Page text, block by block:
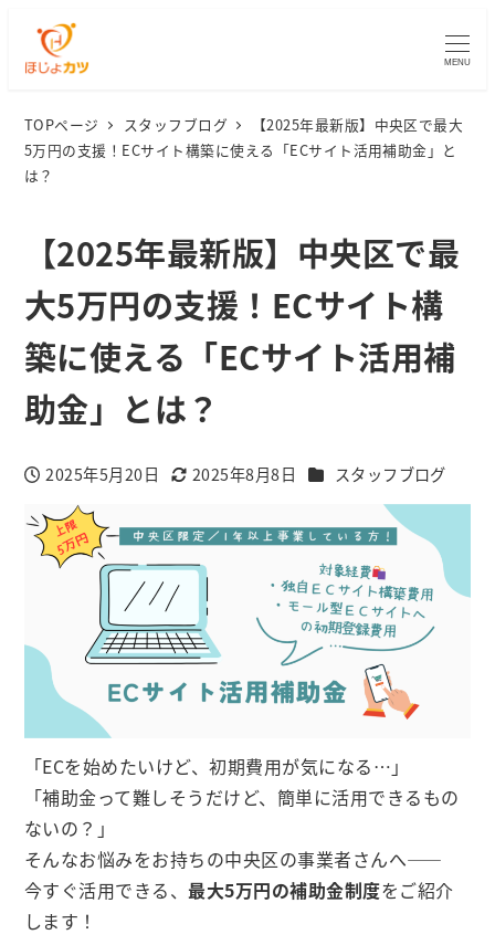
MENU
TOPページ スタッフブログ
【2025年最新版】中央区で最大
5万円の支援！ECサイト構築に使える「ECサイト活用補助金」と
は？
【2025年最新版】中央区で最
大5万円の支援！ECサイト構
築に使える「ECサイト活用補
助金」とは？
投稿日
2025年5月20日
更新日
2025年8月8日 カテゴリー
スタッフブログ
「ECを始めたいけど、初期費用が気になる…」
「補助金って難しそうだけど、簡単に活用できるもの
ないの？」
そんなお悩みをお持ちの中央区の事業者さんへ――
今すぐ活用できる、最大5万円の補助金制度をご紹介
します！